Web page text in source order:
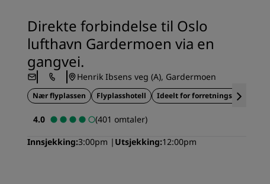
Første gang er det ekstra
hyggelig
Bestill på forhånd
Se pakkene våre
Direkte forbindelse til Oslo
lufthavn Gardermoen via en
gangvei.
Henrik Ibsens veg (A), Gardermoen
Nær flyplassen Flyplasshotell Ideelt for forretningsreise
4.0
(401 omtaler)
Innsjekking 3:00pm Utsjekking 12:00pm